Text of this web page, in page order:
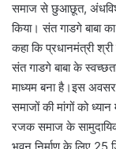
समाज से छुआछूत,
किया। संत गाडगे बाबा
कहा कि प्रधानमंत्री
संत गाडगे बाबा के
माध्यम बना है।इस
समाजों की मांगों को
रजक समाज के